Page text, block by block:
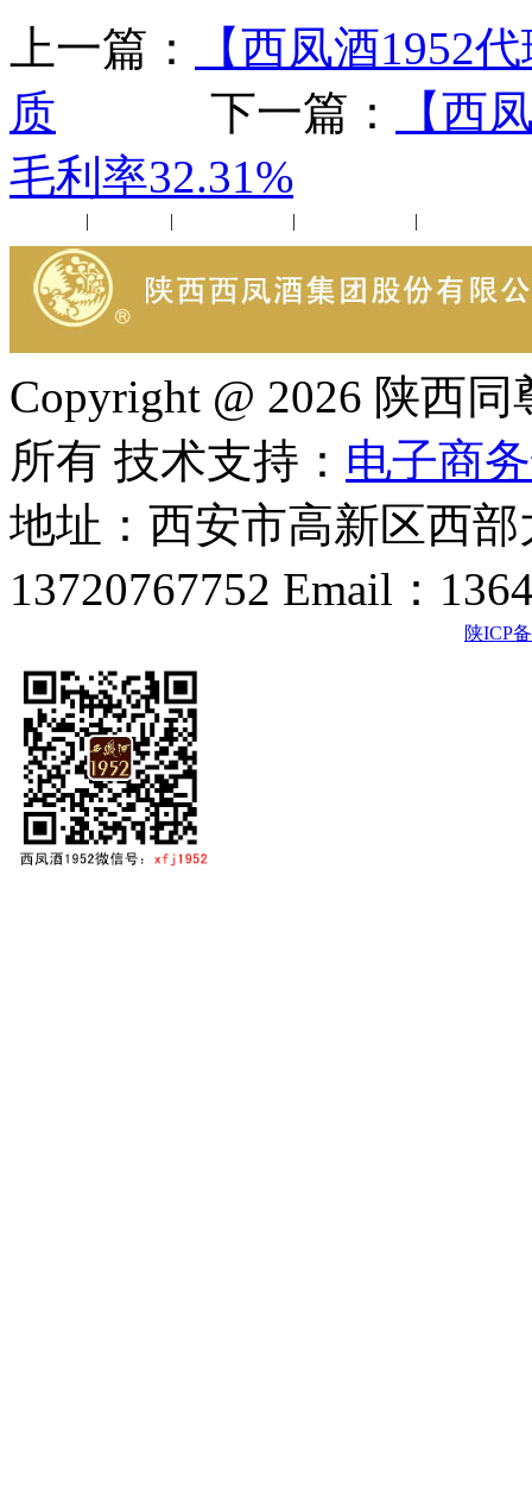
上一篇：
【西凤酒1952
质 下一篇：
【西
毛利率32.31%
| | | |
Copyright @ 2026 陕西
所有 技术支持： 电子商
地址：西安市高新区西
13720767752 Email：
陕ICP